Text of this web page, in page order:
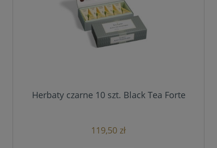
Herbaty czarne 10 szt. Black Tea Forte
119,50 zł